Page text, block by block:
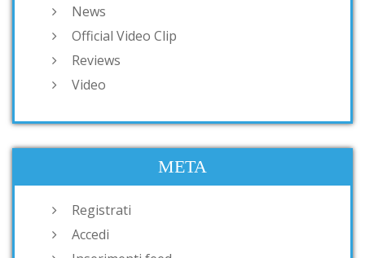
News
Official Video Clip
Reviews
Video
META
Registrati
Accedi